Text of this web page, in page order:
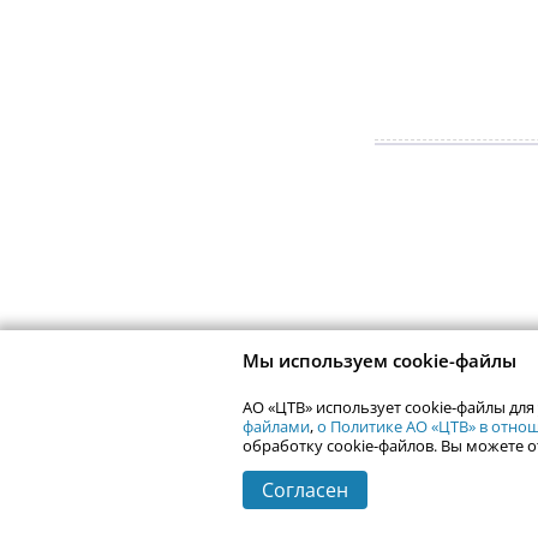
Мы используем cookie-файлы
АО «ЦТВ» использует cookie-файлы
файлами,о Политике АО «ЦТВ» в
обработку cookie-файлов. Вы можете
Согласен